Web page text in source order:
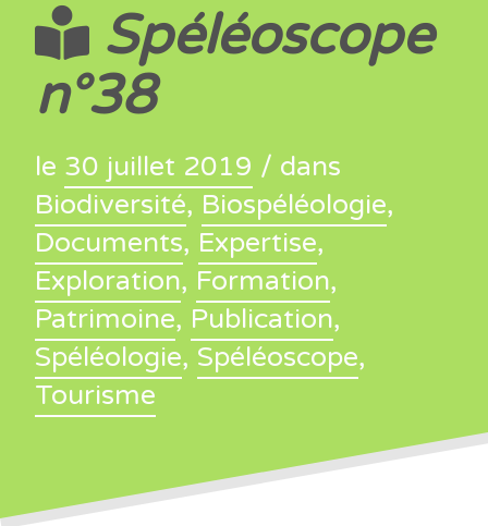
Spéléoscope
n°38
le 30 juillet 2019 / dans
Biodiversité, Biospéléologie,
Documents, Expertise,
Exploration, Formation,
Patrimoine, Publication,
Spéléologie, Spéléoscope,
Tourisme